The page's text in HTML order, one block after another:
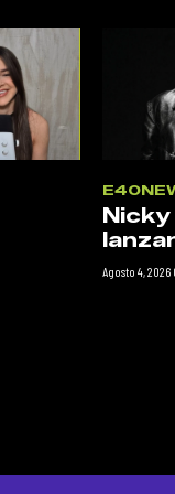
Agosto 4, 2026